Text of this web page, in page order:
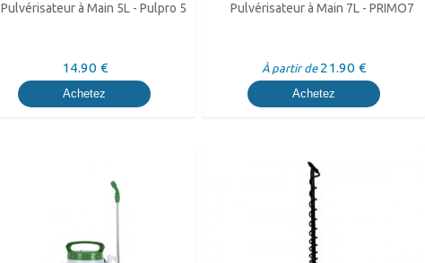
Pulvérisateur à Main 5L - Pulpro 5
14.90 €
Achetez
Pulvérisateur à Main 7L - PRIMO7
À partir de 21.90 €
Achetez